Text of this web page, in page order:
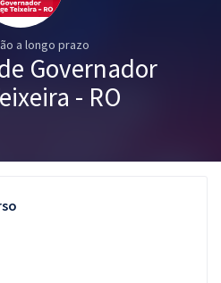
a longo prazo
Governador
- RO